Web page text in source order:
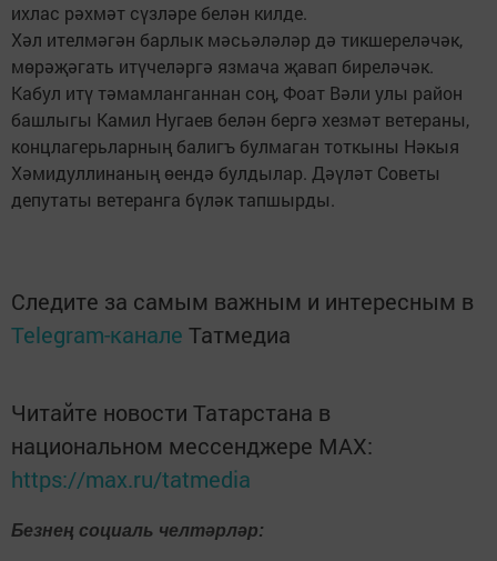
ихлас рәхмәт сүзләре белән килде.
Хәл ителмәгән барлык мәсьәләләр дә тикшереләчәк,
мөрәҗәгать итүчеләргә язмача җавап биреләчәк.
Кабул итү тәмамланганнан соң, Фоат Вәли улы район
башлыгы Камил Нугаев белән бергә хезмәт ветераны,
концлагерьларның балигъ булмаган тоткыны Нәкыя
Хәмидуллинаның өендә булдылар. Дәүләт Советы
депутаты ветеранга бүләк тапшырды.
Следите за самым важным и интересным в
Telegram-канале Татмедиа
Читайте новости Татарстана в
национальном мессенджере MАХ:
https://max.ru/tatmedia
Безнең социаль челтәрләр: